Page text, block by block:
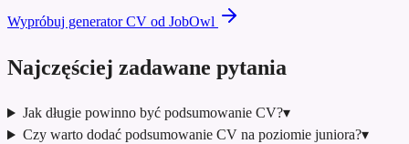
Wypróbuj generator CV od JobOwl
Najczęściej zadawane pytania
Jak długie powinno być podsumowanie CV?▾
Czy warto dodać podsumowanie CV na poziomie juniora?▾